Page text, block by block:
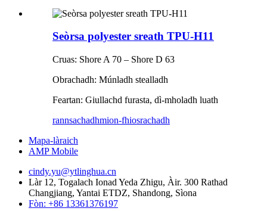
Seòrsa polyester sreath TPU-H11
Cruas: Shore A 70 – Shore D 63
Obrachadh: Múnladh stealladh
Feartan: Giullachd furasta, dì-mholadh luath
rannsachadhmion-fhiosrachadh
Mapa-làraich
AMP Mobile
cindy.yu@ytlinghua.cn
Làr 12, Togalach Ionad Yeda Zhigu, Àir. 300 Rathad
Changjiang, Yantai ETDZ, Shandong, Sìona
Fòn: +86 13361376197